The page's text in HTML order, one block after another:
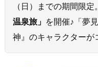
（日）までの期間限定。
温泉旅」 を開催♪「夢
神』のキャラクターが